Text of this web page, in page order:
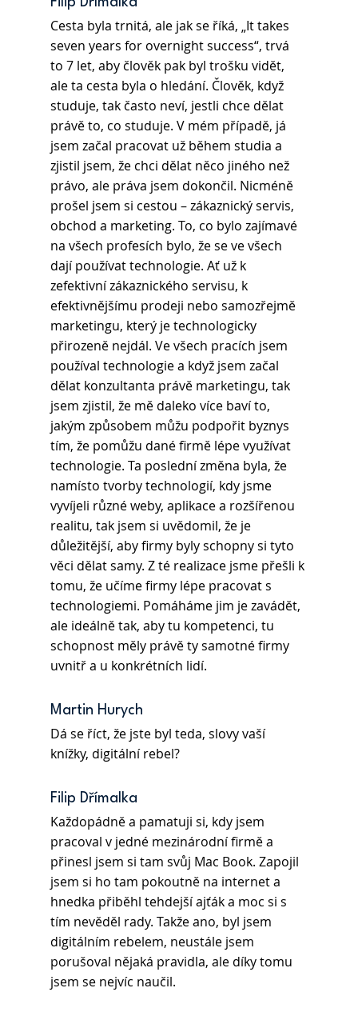
Cesta byla trnitá, ale jak se říká, „It takes
seven years for overnight success“, trvá
to 7 let, aby člověk pak byl trošku vidět,
ale ta cesta byla o hledání. Člověk, když
studuje, tak často neví, jestli chce dělat
právě to, co studuje. V mém případě, já
jsem začal pracovat už během studia a
zjistil jsem, že chci dělat něco jiného než
právo, ale práva jsem dokončil. Nicméně
prošel jsem si cestou – zákaznický servis,
obchod a marketing. To, co bylo zajímavé
na všech profesích bylo, že se ve všech
dají používat technologie. Ať už k
zefektivní zákaznického servisu, k
efektivnějšímu prodeji nebo samozřejmě
marketingu, který je technologicky
přirozeně nejdál. Ve všech pracích jsem
používal technologie a když jsem začal
dělat konzultanta právě marketingu, tak
jsem zjistil, že mě daleko více baví to,
jakým způsobem můžu podpořit byznys
tím, že pomůžu dané firmě lépe využívat
technologie. Ta poslední změna byla, že
namísto tvorby technologií, kdy jsme
vyvíjeli různé weby, aplikace a rozšířenou
realitu, tak jsem si uvědomil, že je
důležitější, aby firmy byly schopny si tyto
věci dělat samy. Z té realizace jsme přešli k
tomu, že učíme firmy lépe pracovat s
technologiemi. Pomáháme jim je zavádět,
ale ideálně tak, aby tu kompetenci, tu
schopnost měly právě ty samotné firmy
uvnitř a u konkrétních lidí.
Martin Hurych
Dá se říct, že jste byl teda, slovy vaší
knížky, digitální rebel?
Filip Dřímalka
Každopádně a pamatuji si, kdy jsem
pracoval v jedné mezinárodní firmě a
přinesl jsem si tam svůj Mac Book. Zapojil
jsem si ho tam pokoutně na internet a
hnedka přiběhl tehdejší ajťák a moc si s
tím nevěděl rady. Takže ano, byl jsem
digitálním rebelem, neustále jsem
porušoval nějaká pravidla, ale díky tomu
jsem se nejvíc naučil.